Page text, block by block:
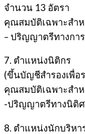
จํานวน 13 อัตรา
คุณสมบัติเฉพาะสำ
– ปริญญาตรีทางกา
7. ตำแหน่งนิติกร
(ขึ้นบัญชีสํารองเพื่อ
คุณสมบัติเฉพาะสำ
-ปริญญาตรีทางนิติ
8. ตำแหน่งนักบริหา